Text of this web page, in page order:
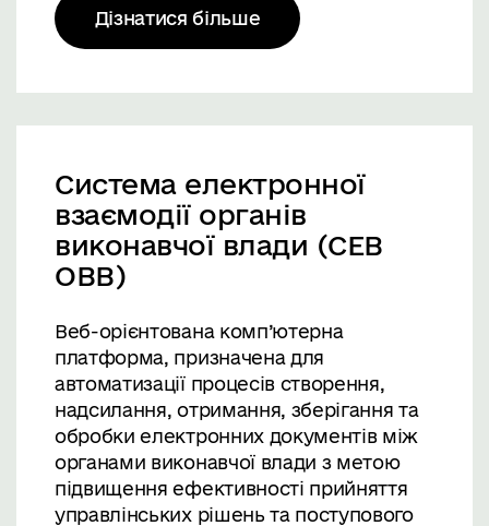
Дізнатися більше
Система електронної
взаємодії органів
виконавчої влади (СЕВ
ОВВ)
Веб-орієнтована комп’ютерна
платформа, призначена для
автоматизації процесів створення,
надсилання, отримання, зберігання та
обробки електронних документів між
органами виконавчої влади з метою
підвищення ефективності прийняття
управлінських рішень та поступового